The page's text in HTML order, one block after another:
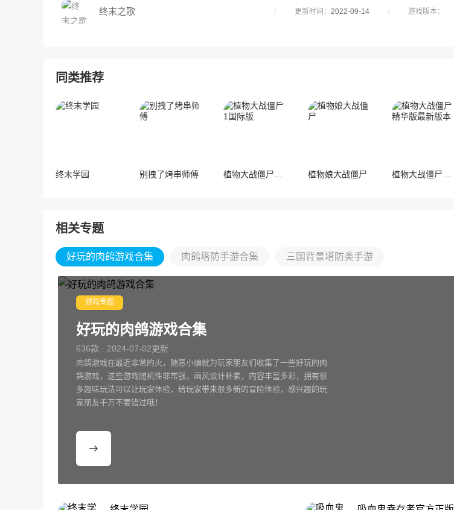
终末之歌 更新时间： 2022-09-14 游戏版本：
同类推荐
终末学园 别拽了烤串师傅 植物娘大战僵尸
相关专题
好玩的肉鸽游戏合集 肉鸽塔防手游合集 三国背景塔防类手游
游戏专题
好玩的肉鸽游戏合集
636款 · 2024-07-02更新
肉鸽游戏在最近非常的火，随意小编就为玩家朋友们收集了一些好玩的肉
鸽游戏，这些游戏随机性非常强，画风设计朴素，内容丰富多彩，拥有很
多趣味玩法可以让玩家体验，给玩家带来很多新的冒险体验，感兴趣的玩
家朋友千万不要错过哦！